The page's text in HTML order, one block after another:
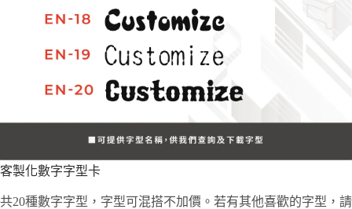
客製化數字字型卡
共20種數字字型，字型可混搭不加價。若有其他喜歡的字型，請